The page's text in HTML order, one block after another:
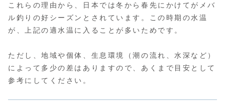
これらの理由から、日本では冬から春先にかけてがメバ
ル釣りの好シーズンとされています。この時期の水温
が、上記の適水温に入ることが多いためです。
ただし、地域や個体、生息環境（潮の流れ、水深など）
によって多少の差はありますので、あくまで目安として
参考にしてください。